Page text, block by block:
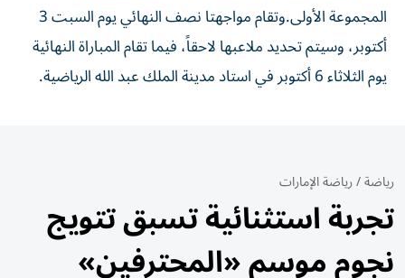
المجموعة الأولى.وتقام مواجهتا نصف النهائي يوم السبت 3
أكتوبر، وسيتم تحديد ملاعبها لاحقاً، فيما تقام المباراة النهائية
يوم الثلاثاء 6 أكتوبر في استاد مدينة الملك عبد الله الرياضية.
رياضة/رياضة الإمارات
تجربة استثنائية تسبق تتويج
نجوم موسم «المحترفين»